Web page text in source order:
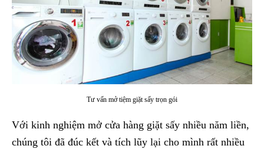
Tư vấn mở tiệm giặt sấy trọn gói
Với kinh nghiệm mở cửa hàng giặt sấy nhiều năm liền,
chúng tôi đã đúc kết và tích lũy lại cho mình rất nhiều